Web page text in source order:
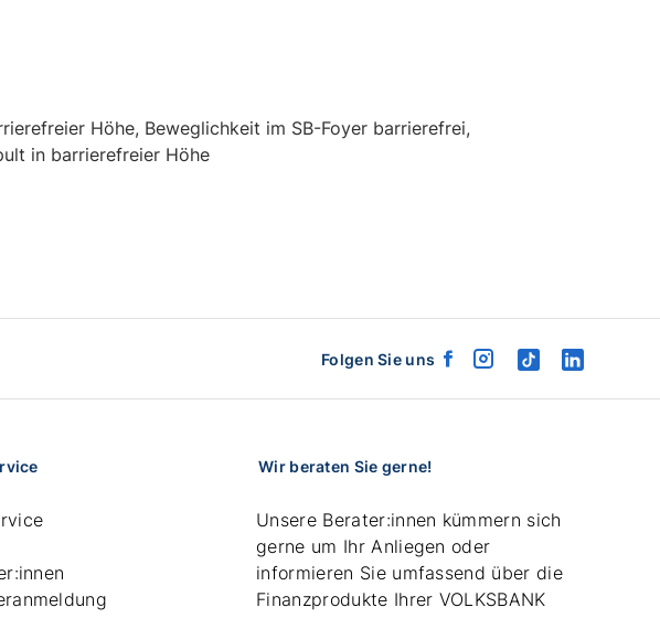
Höhe, Beweglichkeit im SB-Foyer barrierefrei,
in barrierefreier Höhe
Folgen Sie uns
facebook
instagram
tiktoklinkedin
Wir beraten Sie gerne!
Unsere Berater:innen kümmern sich
gerne um Ihr Anliegen oder
informieren Sie umfassend über die
Finanzprodukte Ihrer VOLKSBANK